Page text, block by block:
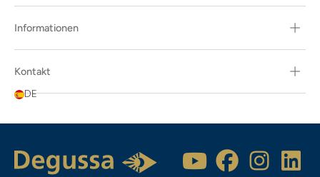
Informationen
Kontakt
DE